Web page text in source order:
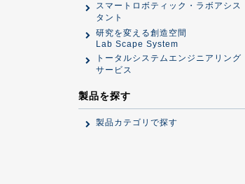
スマートロボティック・ラボアシス
タント
研究を変える創造空間
Lab Scape System
トータルシステムエンジニアリング
サービス
製品を探す
製品カテゴリで探す